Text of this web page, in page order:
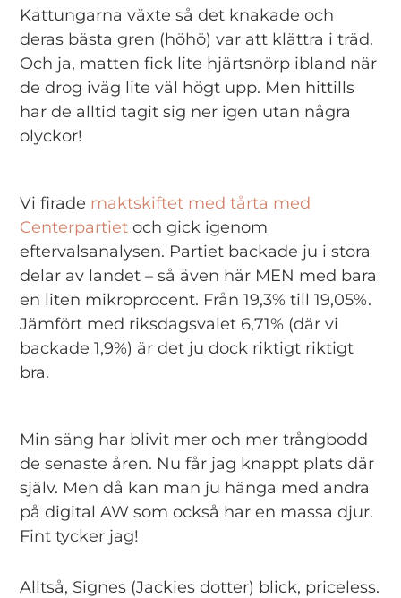
Kattungarna växte så det knakade och
deras bästa gren (höhö) var att klättra i träd.
Och ja, matten fick lite hjärtsnörp ibland när
de drog iväg lite väl högt upp. Men hittills
har de alltid tagit sig ner igen utan några
olyckor!
Vi firade maktskiftet med tårta med
Centerpartietoch gick igenom
eftervalsanalysen. Partiet backade ju i stora
delar av landet – så även här MEN med bara
en liten mikroprocent. Från 19,3% till 19,05%.
Jämfört med riksdagsvalet 6,71% (där vi
backade 1,9%) är det ju dock riktigt riktigt
bra.
Min säng har blivit mer och mer trångbodd
de senaste åren. Nu får jag knappt plats där
själv. Men då kan man ju hänga med andra
på digital AW som också har en massa djur.
Fint tycker jag!
Alltså, Signes (Jackies dotter) blick, priceless.